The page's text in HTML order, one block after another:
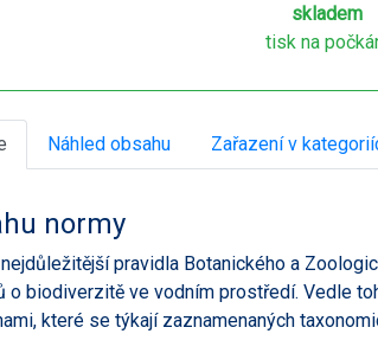
skladem
tisk na
Náhled obsahu Zařazení v
normy
pravidla Botanického a
o biodiverzitě ve vodním prostředí. Vedle
které se týkají zaznamenaných